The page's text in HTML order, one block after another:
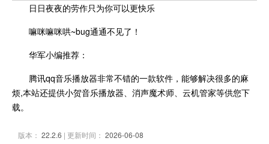
日日夜夜的劳作只为你可以更快乐
嘛咪嘛咪哄~bug通通不见了！
华军小编推荐：
腾讯qq音乐播放器非常不错的一款软件，能够解决很多的麻
烦,本站还提供小贺音乐播放器、消声魔术师、云机管家等供您下
载。
版本： 22.2.6 | 更新时间： 2026-06-08